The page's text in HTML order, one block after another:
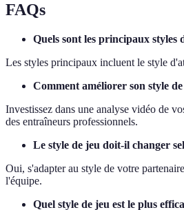
FAQs
Quels sont les principaux styles
Les styles principaux incluent le style
Comment améliorer son style
Investissez dans une analyse vidéo de
des entraîneurs professionnels.
Le style de jeu doit-il changer
Oui, s'adapter au style de votre
l'équipe.
Quel style de jeu est le plus